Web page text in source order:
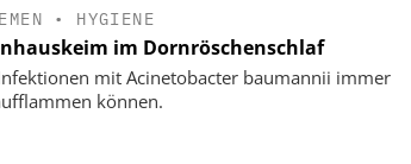
• HYGIENE
im Dornröschenschlaf
mit Acinetobacter baumannii immer
können.